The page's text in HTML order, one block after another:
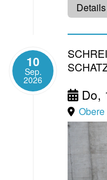
Details
10
Sep.
2026
Do,